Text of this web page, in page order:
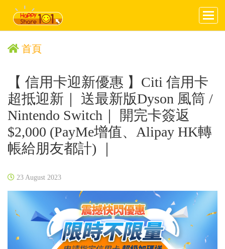
首頁
【 信用卡迎新優惠 】Citi 信用卡
超抵迎新｜ 送最新版Dyson 風筒 /
Nintendo Switch｜ 開完卡簽返
$2,000 (PayMe增值、Alipay HK轉
帳給朋友都計) ｜
23 August 2023